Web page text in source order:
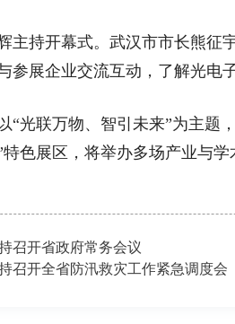
持开幕式。武汉市市长熊征宇
参展企业交流互动，了解光电
联万物、智引未来”为主题，
色展区，将举办多场产业与学
召开省政府常务会议
召开全省防汛救灾工作紧急调度会